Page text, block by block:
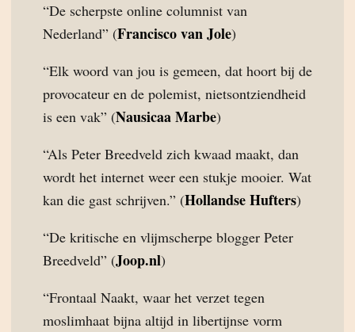
“De scherpste online columnist van
Nederland” (Francisco van Jole)
“Elk woord van jou is gemeen, dat hoort bij de
provocateur en de polemist, nietsontziendheid
is een vak” (Nausicaa Marbe)
“Als Peter Breedveld zich kwaad maakt, dan
wordt het internet weer een stukje mooier. Wat
kan die gast schrijven.” (Hollandse Hufters)
“De kritische en vlijmscherpe blogger Peter
Breedveld” (Joop.nl)
“Frontaal Naakt, waar het verzet tegen
moslimhaat bijna altijd in libertijnse vorm